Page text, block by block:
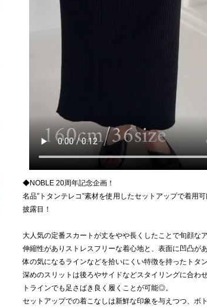
◆NOBLE 20周年記念企画！
名品”トタンテレコ”素材を使用したセットアップで着用
披露目！
大人気の定番スカートが丈をやや長くしたことで旬顔な
伸縮性がありストレスフリーな着心地と、表面に凹凸が
体の気になるラインなどを拾いにくい特徴を持ったトタ
深めのスリットは後ろやサイドなどスタイリングに合わ
トラインでも足さばき良く履くことが可能◎。
セットアップでの着こなしは新鮮な印象を与えつつ、ボ